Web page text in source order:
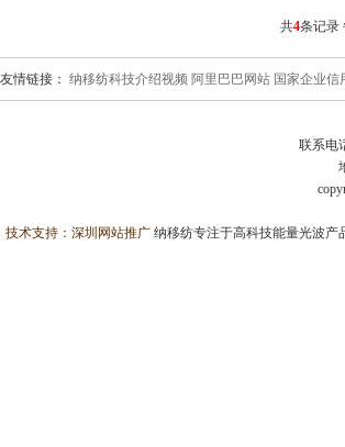
共4条记录
友情链接： 纳移纺科技介绍视频 阿里巴巴网站 国家企业信
联系电
技术支持： 深圳网站推广 纳移纺专注于高科技能量光波产